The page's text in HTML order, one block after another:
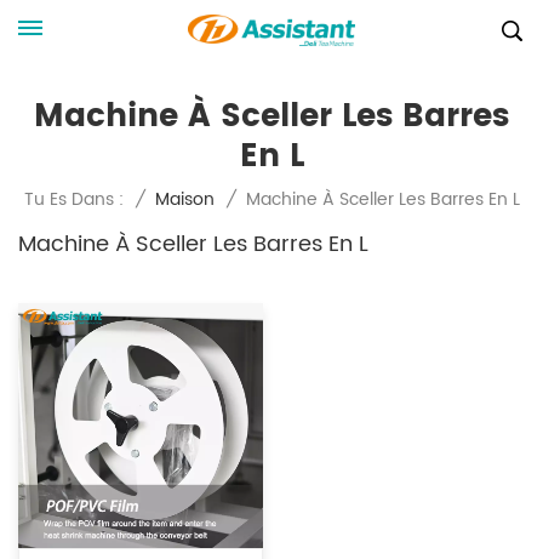
Machine À Sceller Les Barres
En L
Tu Es Dans : / Maison / Machine À Sceller Les Barres En L
Machine À Sceller Les Barres En L